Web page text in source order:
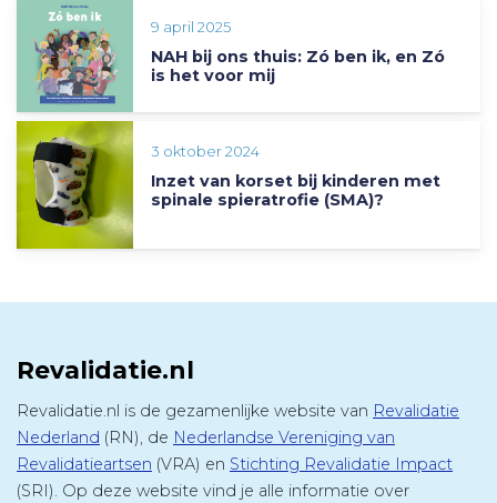
9 april 2025
NAH bij ons thuis: Zó ben ik, en Zó
is het voor mij
3 oktober 2024
Inzet van korset bij kinderen met
spinale spieratrofie (SMA)?
Revalidatie.nl
Revalidatie.nl is de gezamenlijke website van Revalidatie
Nederland (RN), de Nederlandse Vereniging van
Revalidatieartsen (VRA) en Stichting Revalidatie Impact
(SRI). Op deze website vind je alle informatie over